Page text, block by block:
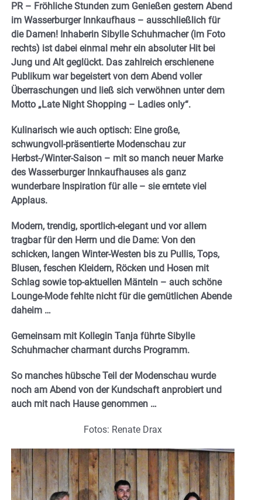
PR – Fröhliche Stunden zum Genießen gestern Abend
im Wasserburger Innkaufhaus – ausschließlich für
die Damen! Inhaberin Sibylle Schuhmacher (im Foto
rechts) ist dabei einmal mehr ein absoluter Hit bei
Jung und Alt geglückt. Das zahlreich erschienene
Publikum war begeistert von dem Abend voller
Überraschungen und ließ sich verwöhnen unter dem
Motto „Late Night Shopping – Ladies only“.
Kulinarisch wie auch optisch: Eine große,
schwungvoll-präsentierte Modenschau zur
Herbst-/Winter-Saison – mit so manch neuer Marke
des Wasserburger Innkaufhauses als ganz
wunderbare Inspiration für alle – sie erntete viel
Applaus.
Modern, trendig, sportlich-elegant und vor allem
tragbar für den Herrn und die Dame: Von den
schicken, langen Winter-Westen bis zu Pullis, Tops,
Blusen, feschen Kleidern, Röcken und Hosen mit
Schlag sowie top-aktuellen Mänteln – auch schöne
Lounge-Mode fehlte nicht für die gemütlichen Abende
daheim …
Gemeinsam mit Kollegin Tanja führte Sibylle
Schuhmacher charmant durchs Programm.
So manches hübsche Teil der Modenschau wurde
noch am Abend von der Kundschaft anprobiert und
auch mit nach Hause genommen …
Fotos: Renate Drax